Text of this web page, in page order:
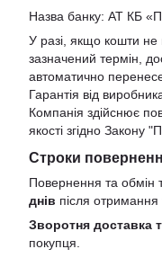
Назва банку: АТ КБ
У разі, якщо кошти не
зазначений термін,
автоматично
Гарантія від
Компанія здійснює
якості згідно Закону
Строки
Повернення та обмін
днів після
Зворотня доставка
покупця.